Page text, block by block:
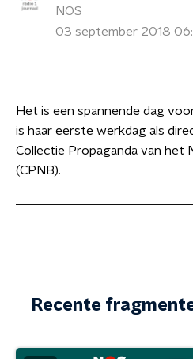
NOS
03 september 2018
Het is een spannende dag
is haar eerste werkdag als
Collectie Propaganda van het
(CPNB).
Recente